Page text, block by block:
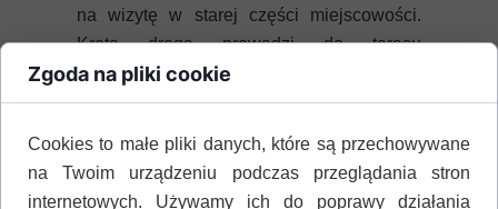
na wizytę w starej części miejscowości.
Kręta droga prowadzi do tarasu
widokowego,zamku Joannitów
zabytkowegowiatraka Mylotopioraz
do najmniej znanych atrakcji tej części
Zgoda na pliki cookie
Cookies to małe pliki danych, które są przechowywane
na Twoim urządzeniu podczas przeglądania stron
internetowych. Używamy ich do poprawy działania